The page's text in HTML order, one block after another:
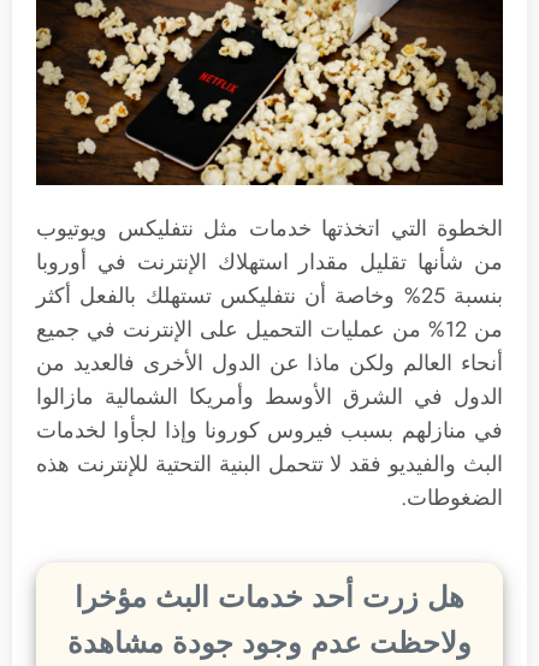
الخطوة التي اتخذتها خدمات مثل نتفليكس ويوتيوب
من شأنها تقليل مقدار استهلاك الإنترنت في أوروبا
بنسبة 25% وخاصة أن نتفليكس تستهلك بالفعل أكثر
من 12% من عمليات التحميل على الإنترنت في جميع
أنحاء العالم ولكن ماذا عن الدول الأخرى فالعديد من
الدول في الشرق الأوسط وأمريكا الشمالية مازالوا
في منازلهم بسبب فيروس كورونا وإذا لجأوا لخدمات
البث والفيديو فقد لا تتحمل البنية التحتية للإنترنت هذه
الضغوطات.
هل زرت أحد خدمات البث مؤخرا
ولاحظت عدم وجود جودة مشاهدة